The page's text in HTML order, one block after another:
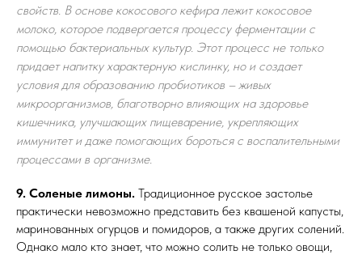
свойств. В основе кокосового кефира лежит кокосовое
молоко, которое подвергается процессу ферментации с
помощью бактериальных культур. Этот процесс не только
придает напитку характерную кислинку, но и создает
условия для образованию пробиотиков – живых
микроорганизмов, благотворно влияющих на здоровье
кишечника, улучшающих пищеварение, укрепляющих
иммунитет и даже помогающих бороться с воспалительными
процессами в организме.
9. Соленые лимоны. Традиционное русское застолье
практически невозможно представить без квашеной капусты,
маринованных огурцов и помидоров, а также других солений.
Однако мало кто знает, что можно солить не только овощи,